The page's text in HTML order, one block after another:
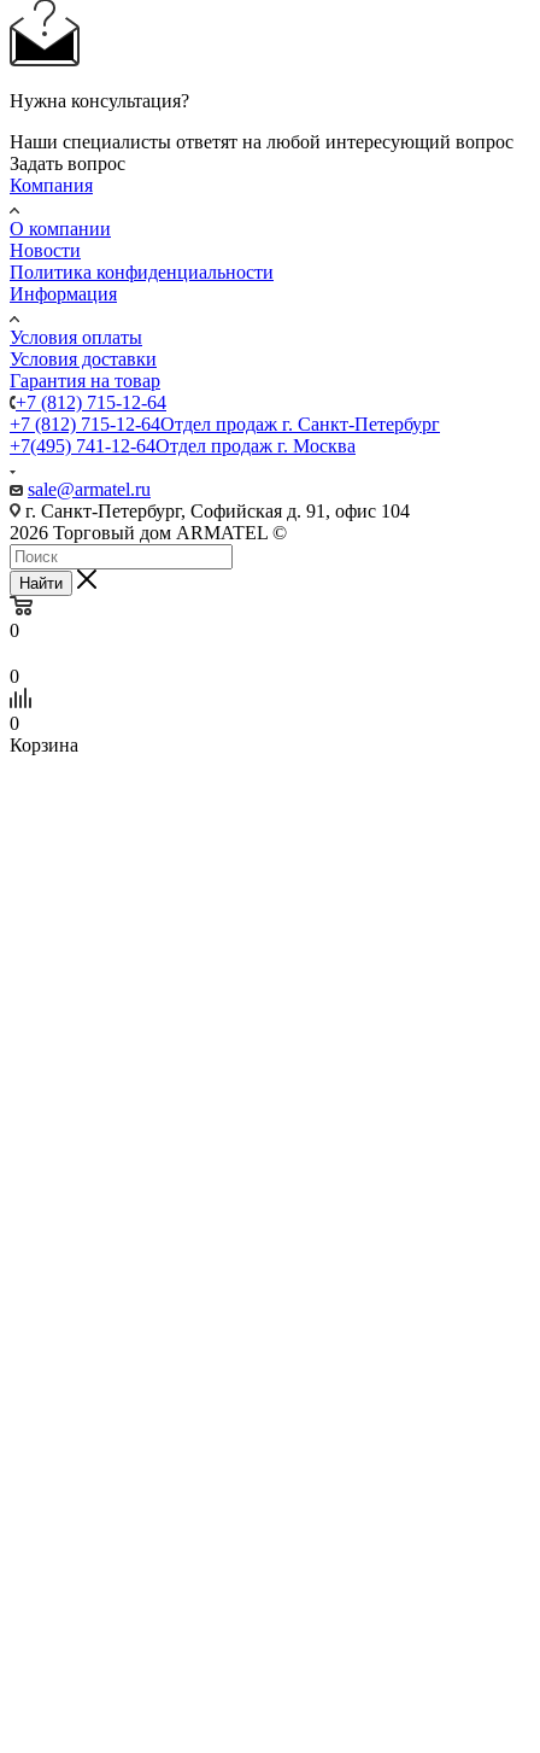
Нужна консультация?
Наши специалисты ответят на любой интересующий вопрос
Задать вопрос
Компания
О компании
Новости
Политика конфиденциальности
Информация
Условия оплаты
Условия доставки
Гарантия на товар
+7 (812) 715-12-64
+7 (812) 715-12-64Отдел продаж г. Санкт-Петербург
+7(495) 741-12-64Отдел продаж г. Москва
sale@armatel.ru
г. Санкт-Петербург, Софийская д. 91, офис 104
2026 Торговый дом ARMATEL ©
Найти
0
0
0
Корзина